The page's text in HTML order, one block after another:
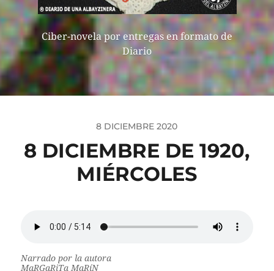
Ciber-novela por entregas en formato de
Diario
8 DICIEMBRE 2020
8 DICIEMBRE DE 1920,
MIÉRCOLES
Narrado por la autora
MaRGaRiTa MaRíN